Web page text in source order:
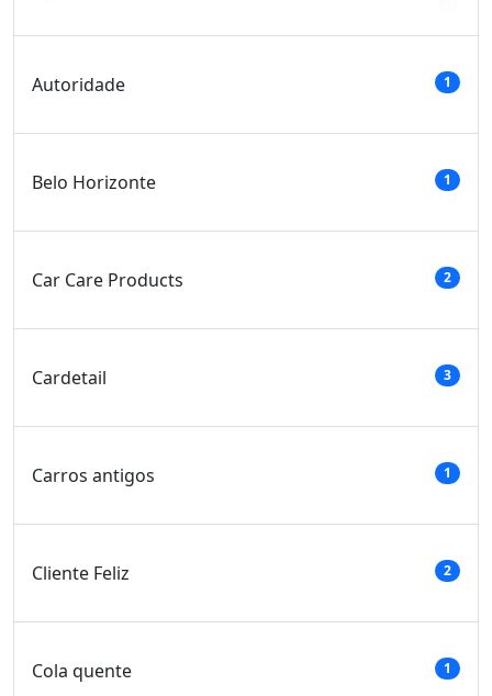
Autoridade 1
Belo Horizonte 1
Car Care Products 2
Cardetail 3
Carros antigos 1
Cliente Feliz 2
Cola quente 1